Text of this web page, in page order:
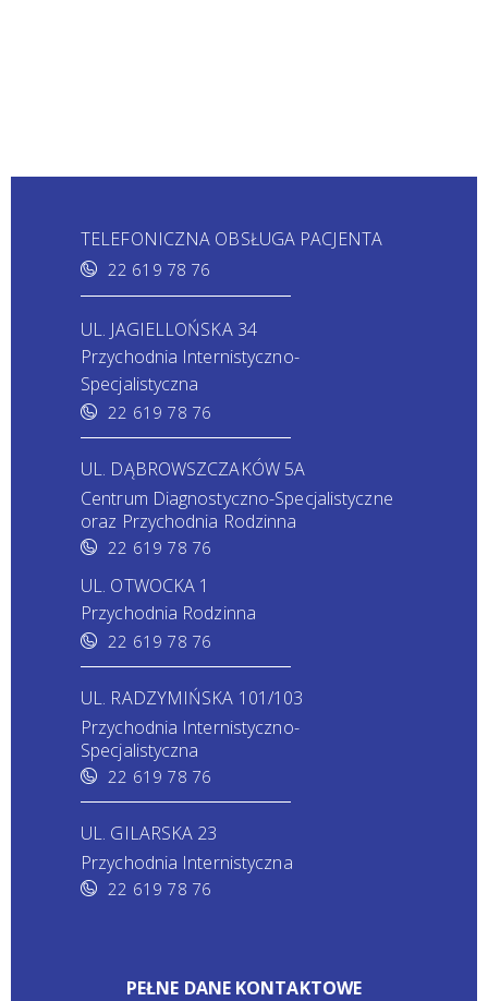
TELEFONICZNA OBSŁUGA PACJENTA
22 619 78 76
UL. JAGIELLOŃSKA 34
Przychodnia Internistyczno-
Specjalistyczna
22 619 78 76
UL. DĄBROWSZCZAKÓW 5A
Centrum Diagnostyczno-Specjalistyczne
oraz Przychodnia Rodzinna
22 619 78 76
UL. OTWOCKA 1
Przychodnia Rodzinna
22 619 78 76
UL. RADZYMIŃSKA 101/103
Przychodnia Internistyczno-
Specjalistyczna
22 619 78 76
UL. GILARSKA 23
Przychodnia Internistyczna
22 619 78 76
PEŁNE DANE KONTAKTOWE